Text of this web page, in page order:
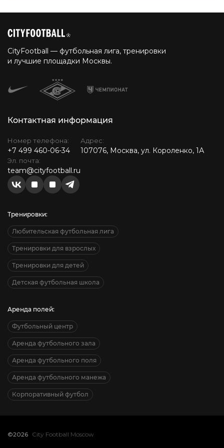
CityFootball — футбольная лига, тренировки
и лучшие площадки Москвы.
Контактная информация
Номер телефона:
+7 499 460-06-34
Эл. почта:
team@cityfootball.ru
Адрес:
107076, Москва, ул. Короленко, 1А
Тренировки:
Любительская футбольная лига
Тренировки для взрослых
Тренировки для детей
Детская футбольная школа
Аренда полей:
Футбольный центр
Аренда футбольного зала
Аренда футбольного поля
Аренда футбольного манежа
Корпоративный футбол
©2026 City Football Moscow